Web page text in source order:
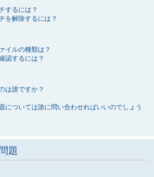
するには？
を解除するには？
イルの種類は？
認するには？
は誰ですか？
については誰に問い合わせればいいのでしょう
題